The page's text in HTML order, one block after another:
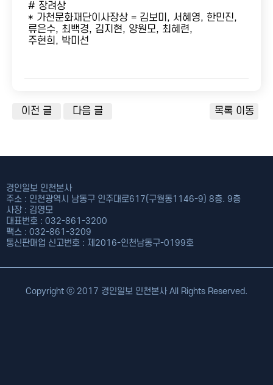
# 장려상
* 가천문화재단이사장상 = 김보미, 서혜영, 한민진,
류은수, 최백경, 김지현, 양원모, 최혜련,
주현희, 박미선
이전 글 다음 글 목록 이동
경인일보 인천본사
주소 : 인천광역시 남동구 인주대로617(구월동1146-9) 8층. 9층
사장 : 김영모
대표번호 : 032-861-3200
팩스 : 032-861-3209
통신판매업 신고번호 : 제2016-인천남동구-0199호
Copyright ⓒ 2017 경인일보 인천본사 All Rights Reserved.